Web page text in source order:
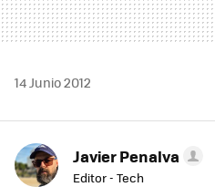
14 Junio 2012
Javier Penalva
Editor - Tech